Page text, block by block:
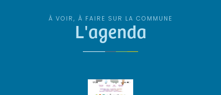
À VOIR, À FAIRE SUR LA COMMUNE
L'agenda